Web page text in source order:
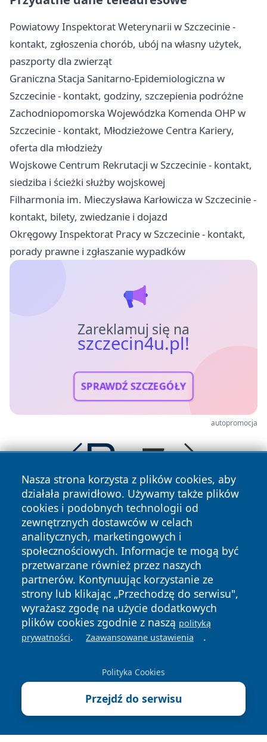
Powiatowy Inspektorat Weterynarii w Szczecinie -
kontakt, zgłoszenia chorób, ubój na własny użytek,
paszporty dla zwierząt
Graniczna Stacja Sanitarno-Epidemiologiczna w
Szczecinie - kontakt, godziny, szczepienia podróżne
Zachodniopomorska Wojewódzka Komenda OHP w
Szczecinie - kontakt, Młodzieżowe Centra Kariery,
oferta dla młodzieży
Wojskowe Centrum Rekrutacji w Szczecinie - kontakt,
siedziba i ścieżki służby wojskowej
Filharmonia im. Mieczysława Karłowicza w Szczecinie -
kontakt, bilety, zwiedzanie i dojazd
Okręgowy Inspektorat Pracy w Szczecinie - kontakt,
porady prawne i zgłaszanie wypadków
Zareklamuj się na
szczecin4u.pl!
SPRAWDŹ SZCZEGÓŁY
autopromocja
Nasza strona korzysta z plików cookies, aby
działała prawidłowo. Używamy także plików
cookies i podobnych technologii od
zewnętrznych dostawców w celach
analitycznych, marketingowych i
społecznościowych. Informacje te mogą być
przetwarzane również przez naszych
partnerów. Kontynuując korzystanie ze
strony lub klikając „Przechodzę do serwisu",
wyrażasz zgodę na użycie dodatkowych
plików cookies zgodnie z naszą polityką
prywatności. Zaawansowane ustawienia .
Polityka Cookies
Przejdź do serwisu
Copyright © 2026 szczecin4u.pl Wszystkie prawa zastrzeżone.
News Autorzy
Polityka
Prywatności
Polityka
Cookies